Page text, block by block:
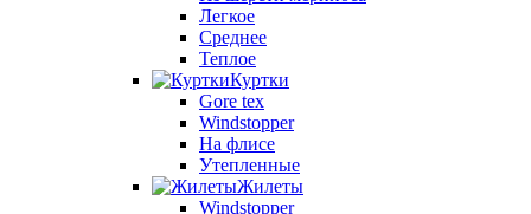
Легкое
Среднее
Теплое
Куртки
Gore tex
Windstopper
На флисе
Утепленные
Жилеты
Windstopper